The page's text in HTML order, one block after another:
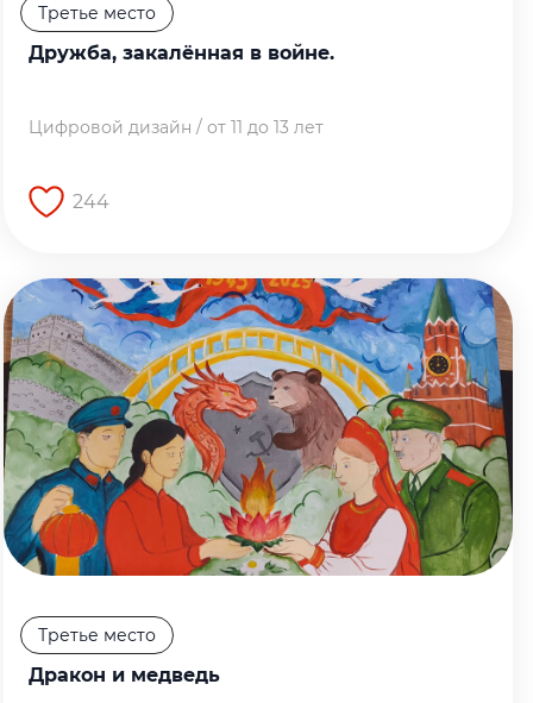
Третье место
Дружба, закалённая в войне.
Цифровой дизайн / от 11 до 13 лет
244
Третье место
Дракон и медведь